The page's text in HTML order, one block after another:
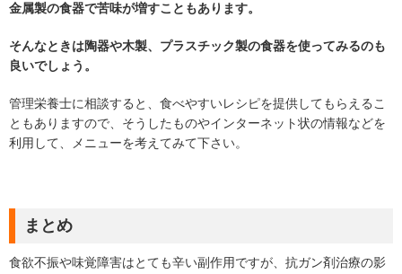
金属製の食器で苦味が増すこともあります。
そんなときは陶器や木製、プラスチック製の食器を使ってみるのも
良いでしょう。
管理栄養士に相談すると、食べやすいレシピを提供してもらえるこ
ともありますので、そうしたものやインターネット状の情報などを
利用して、メニューを考えてみて下さい。
まとめ
食欲不振や味覚障害はとても辛い副作用ですが、抗ガン剤治療の影